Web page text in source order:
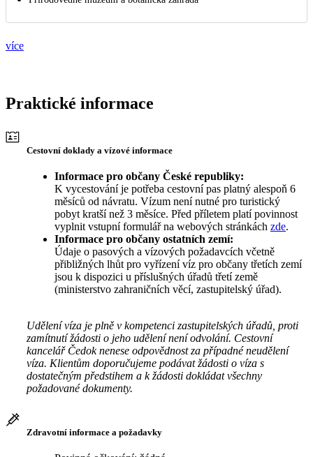
více
Praktické informace
Cestovní doklady a vízové informace
Informace pro občany České republiky:
K vycestování je potřeba cestovní pas platný alespoň 6
měsíců od návratu. Vízum není nutné pro turistický
pobyt kratší než 3 měsíce. Před příletem platí povinnost
vyplnit vstupní formulář na webových stránkách zde.
Informace pro občany ostatních zemí:
Údaje o pasových a vízových požadavcích včetně
přibližných lhůt pro vyřízení víz pro občany třetích zemí
jsou k dispozici u příslušných úřadů třetí země
(ministerstvo zahraničních věcí, zastupitelský úřad).
Udělení víza je plně v kompetenci zastupitelských úřadů, proti
zamítnutí žádosti o jeho udělení není odvolání. Cestovní
kancelář Čedok nenese odpovědnost za případné neudělení
víza. Klientům doporučujeme podávat žádosti o víza s
dostatečným předstihem a k žádosti dokládat všechny
požadované dokumenty.
Zdravotní informace a požadavky